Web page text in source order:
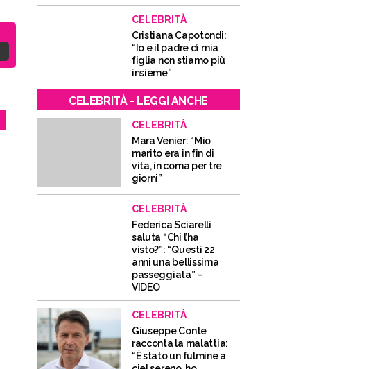
CELEBRITÀ
Cristiana Capotondi:
“Io e il padre di mia
figlia non stiamo più
insieme”
CELEBRITÀ - LEGGI ANCHE
CELEBRITÀ
Mara Venier: “Mio
marito era in fin di
vita, in coma per tre
giorni”
CELEBRITÀ
Federica Sciarelli
saluta “Chi l’ha
visto?”: “Questi 22
anni una bellissima
passeggiata” –
VIDEO
CELEBRITÀ
Giuseppe Conte
racconta la malattia:
“È stato un fulmine a